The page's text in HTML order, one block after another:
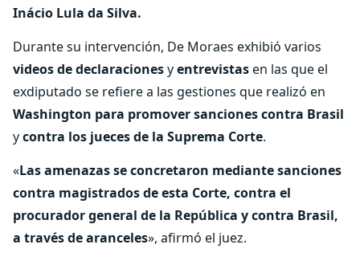
Inácio Lula da Silva.
Durante su intervención, De Moraes exhibió varios
videos de declaracionesyentrevistasen las que el
exdiputado se refiere a las gestiones que realizó en
Washington para promover sanciones contra Brasil
ycontra los jueces de la Suprema Corte.
«Las amenazas se concretaron mediante sanciones
contra magistrados de esta Corte, contra el
procurador general de la República y contra Brasil,
a través de aranceles», afirmó el juez.